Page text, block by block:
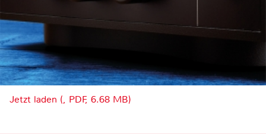
Jetzt laden (, PDF, 6.68 MB)